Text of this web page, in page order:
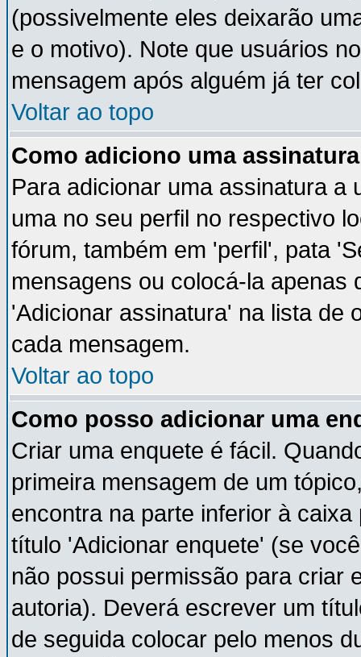
(possivelmente eles deixarão
e o motivo). Note que usuários
mensagem após alguém já ter
Voltar ao topo
Como adiciono uma
Para adicionar uma assinatura a
uma no seu perfil no respectivo
fórum, também em 'perfil', pata
mensagens ou colocá-la apenas
'Adicionar assinatura' na lista de
cada mensagem.
Voltar ao topo
Como posso adicionar uma
Criar uma enquete é fácil.
primeira mensagem de um
encontra na parte inferior à
título 'Adicionar enquete' (se
não possui permissão para criar
autoria). Deverá escrever um
de seguida colocar pelo menos